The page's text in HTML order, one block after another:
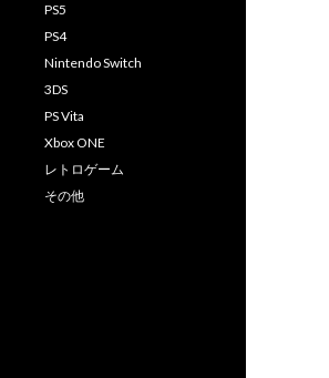
PS5
PS4
Nintendo Switch
3DS
PS Vita
Xbox ONE
レトロゲーム
その他